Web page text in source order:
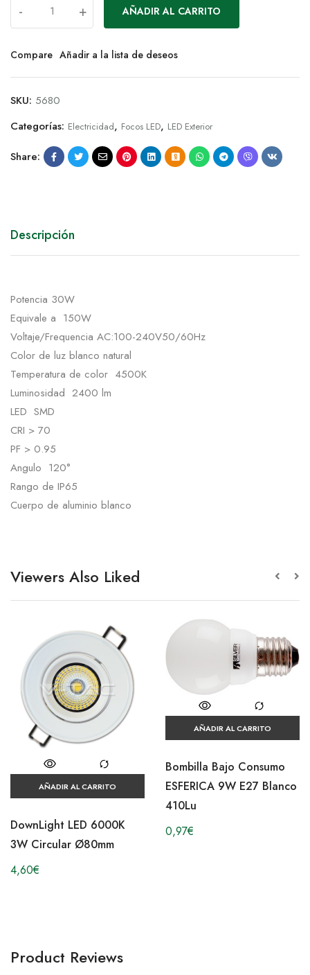
- + AÑADIR AL CARRITO
Compare Añadir a la lista de deseos
SKU: 5680
Categorías: Electricidad, Focos LED, LED Exterior
Share:
Descripción
Potencia 30W
Equivale a 150W
Voltaje/Frequencia AC:100-240V50/60Hz
Color de luz blanco natural
Temperatura de color 4500K
Luminosidad 2400 lm
LED SMD
CRI > 70
PF > 0.95
Angulo 120°
Rango de IP65
Cuerpo de aluminio blanco
Viewers Also Liked
AÑADIR AL CARRITO
DownLight LED 6000K
3W Circular Ø80mm
4,60€
AÑADIR AL CARRITO
Bombilla Bajo Consumo
ESFERICA 9W E27 Blanco
410Lu
0,97€
Product Reviews